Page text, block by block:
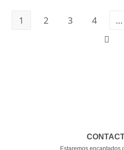
1 2 3 4 …
Estaremos encantados